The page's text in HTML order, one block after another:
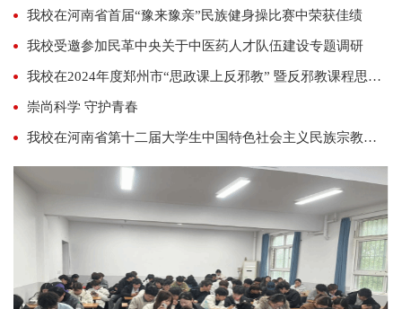
题活动。此次答题活动由省民族宗教委、省教育厅主办，河南中医
及学工人员和统战工作联络员。试题内容涵盖中国特色社会主义民
族宗教理论、...
我校在河南省首届“豫来豫亲”民族健身操比赛中荣获佳绩
我校受邀参加民革中央关于中医药人才队伍建设专题调研
我校在2024年度郑州市“思政课上反邪教” 暨反邪教课程思政讲课比赛中喜获佳绩
崇尚科学 守护青春
我校在河南省第十二届大学生中国特色社会主义民族宗教理论知识网络答题活动中喜获佳绩